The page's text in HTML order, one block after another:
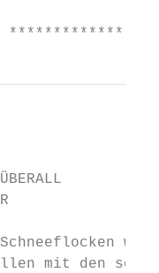
mit den